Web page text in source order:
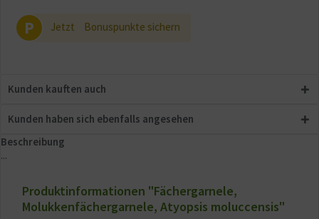
P Jetzt Bonuspunkte sichern
Kunden kauften auch
Kunden haben sich ebenfalls angesehen
Beschreibung
...
Produktinformationen "Fächergarnele,
Molukkenfächergarnele, Atyopsis moluccensis"